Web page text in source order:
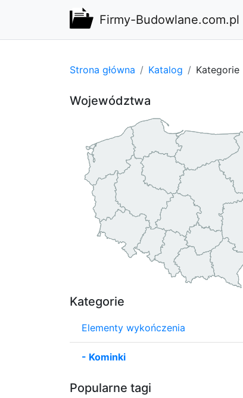
Firmy-Budowlane.com.pl
Strona główna Katalog Kategorie
Województwa
Kategorie
Elementy wykończenia
- Kominki
Popularne tagi